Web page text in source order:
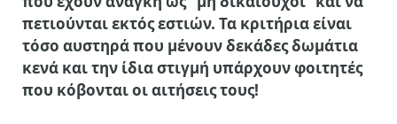
πετιούνται εκτός εστιών. Τα κριτήρια είναι
τόσο αυστηρά που μένουν δεκάδες δωμάτια
κενά και την ίδια στιγμή υπάρχουν φοιτητές
που κόβονται οι αιτήσεις τους!